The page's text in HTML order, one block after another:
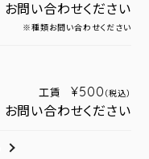
お問い合わせください
※種類お問い合わせください
工賃 ¥500 （税込）
お問い合わせください